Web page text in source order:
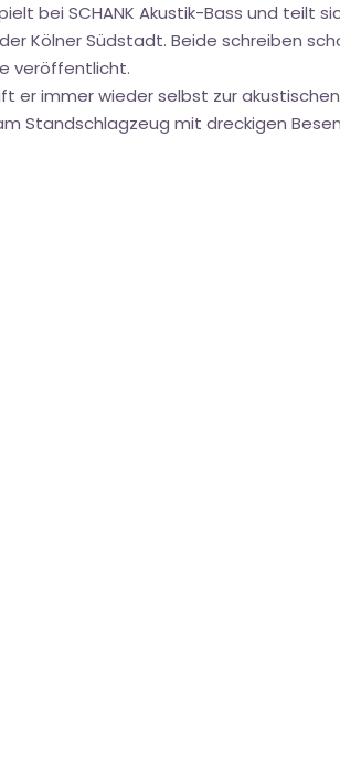
bei SCHANK Akustik-Bass und teilt
Kölner Südstadt. Beide schreiben
veröffentlicht.
er immer wieder selbst zur
Standschlagzeug mit dreckigen